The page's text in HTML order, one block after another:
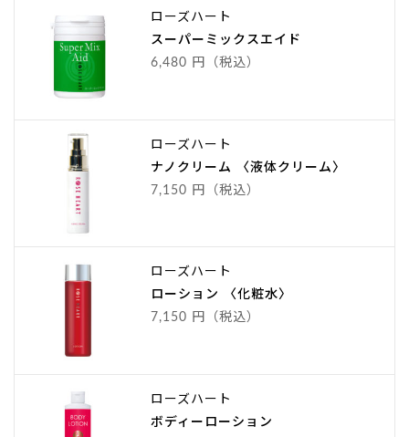
ローズハート
スーパーミックスエイド
6,480 円（税込）
ローズハート
ナノクリーム 〈液体クリーム〉
7,150 円（税込）
ローズハート
ローション 〈化粧水〉
7,150 円（税込）
ローズハート
ボディーローション